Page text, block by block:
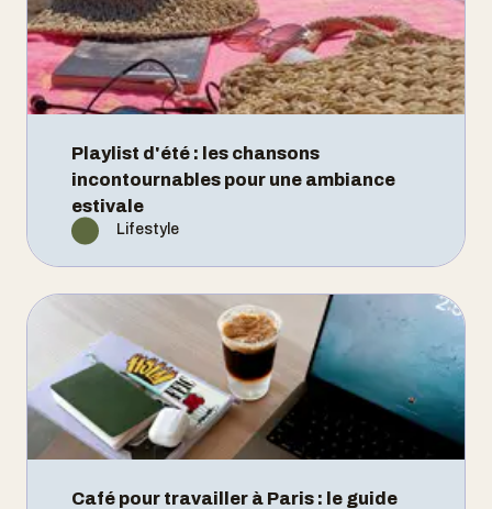
Playlist d'été : les chansons
incontournables pour une ambiance
estivale
Lifestyle
Café pour travailler à Paris : le guide